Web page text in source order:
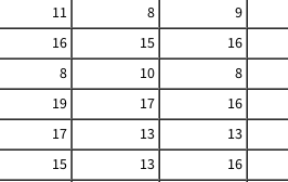
11 8
9
16 15
16
8 10
8
19 17
16
17 13
13
15 13
16